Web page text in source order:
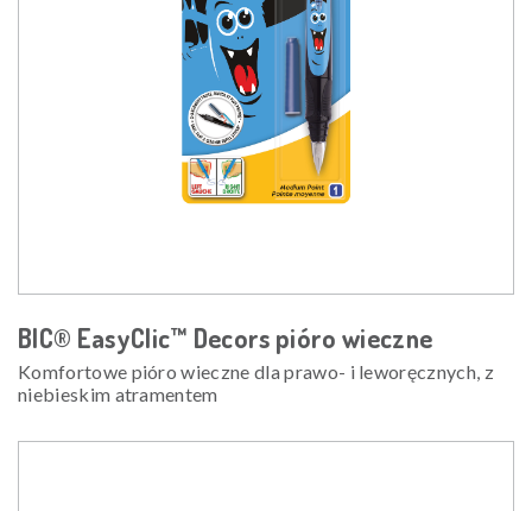
BIC® EasyClic™ Decors pióro wieczne
Komfortowe pióro wieczne dla prawo- i leworęcznych, z
niebieskim atramentem